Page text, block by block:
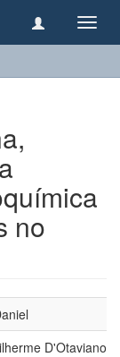
no
D'Otaviano